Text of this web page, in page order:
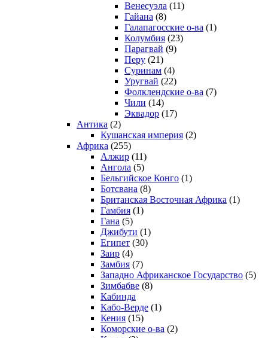
Венесуэла (11)
Гайана (8)
Галапагосские о-ва (1)
Колумбия (23)
Парагвай (9)
Перу (21)
Суринам (4)
Уругвай (22)
Фолклендские о-ва (7)
Чили (14)
Эквадор (17)
Антика (2)
Кушанская империя (2)
Африка (255)
Алжир (11)
Ангола (5)
Бельгийское Конго (1)
Ботсвана (8)
Британская Восточная Африка (1)
Гамбия (1)
Гана (5)
Джибути (1)
Египет (30)
Заир (4)
Замбия (7)
Западно Африканское Государство (5)
Зимбабве (8)
Кабинда
Кабо-Верде (1)
Кения (15)
Коморские о-ва (2)